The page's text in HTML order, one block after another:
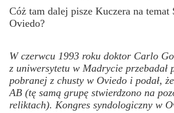
Cóż tam dalej pisze Kuczera na temat
Oviedo?
W czerwcu 1993 roku doktor Carlo
z uniwersytetu w Madrycie przebadał
pobranej z chusty w Oviedo i podał,
AB (tę samą grupę stwierdzono na
reliktach). Kongres syndologiczny w